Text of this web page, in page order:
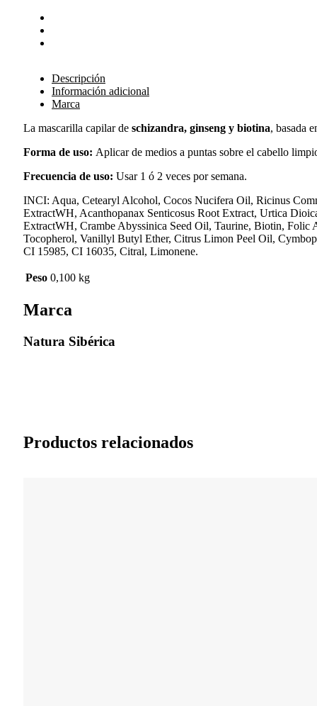
Descripción
Información adicional
Marca
La mascarilla capilar de schizandra, ginseng y biotina, basada
Forma de uso: Aplicar de medios a puntas sobre el cabello
Frecuencia de uso: Usar 1 ó 2 veces por semana.
INCI: Aqua, Cetearyl Alcohol, Cocos Nucifera Oil, Ricinus
ExtractWH, Acanthopanax Senticosus Root Extract, Urtica
ExtractWH, Crambe Abyssinica Seed Oil, Taurine, Biotin,
Tocopherol, Vanillyl Butyl Ether, Citrus Limon Peel Oil,
CI 15985, CI 16035, Citral, Limonene.
Peso 0,100 kg
Marca
Natura Sibérica
Productos relacionados